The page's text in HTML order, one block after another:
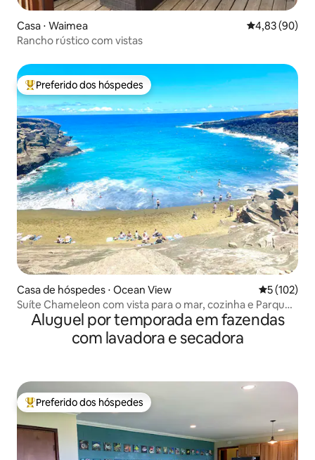
Casa ⋅ Waimea 4,83 de uma
4,83 (90)
Rancho rústico com vistas
Entre os melhores preferidos dos hóspedes
Preferido dos hóspedes
Casa de hóspedes ⋅ Ocean View 5 de uma
5 (102)
Suíte Chameleon com vista para o mar, cozinha e Parque
Nacional do Vulcão
Aluguel por temporada em fazendas
com lavadora e secadora
Entre os melhores preferidos dos hóspedes
Preferido dos hóspedes